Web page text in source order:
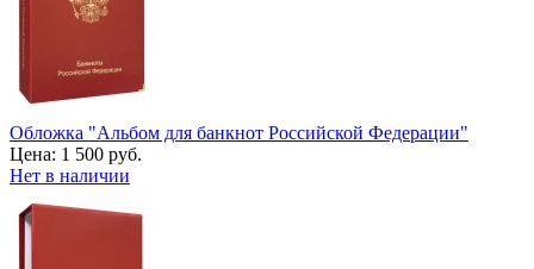
Обложка "Альбом для банкнот Российской Федерации"
Цена: 1 500 руб.
Нет в наличии